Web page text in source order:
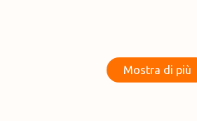
Mostra di più